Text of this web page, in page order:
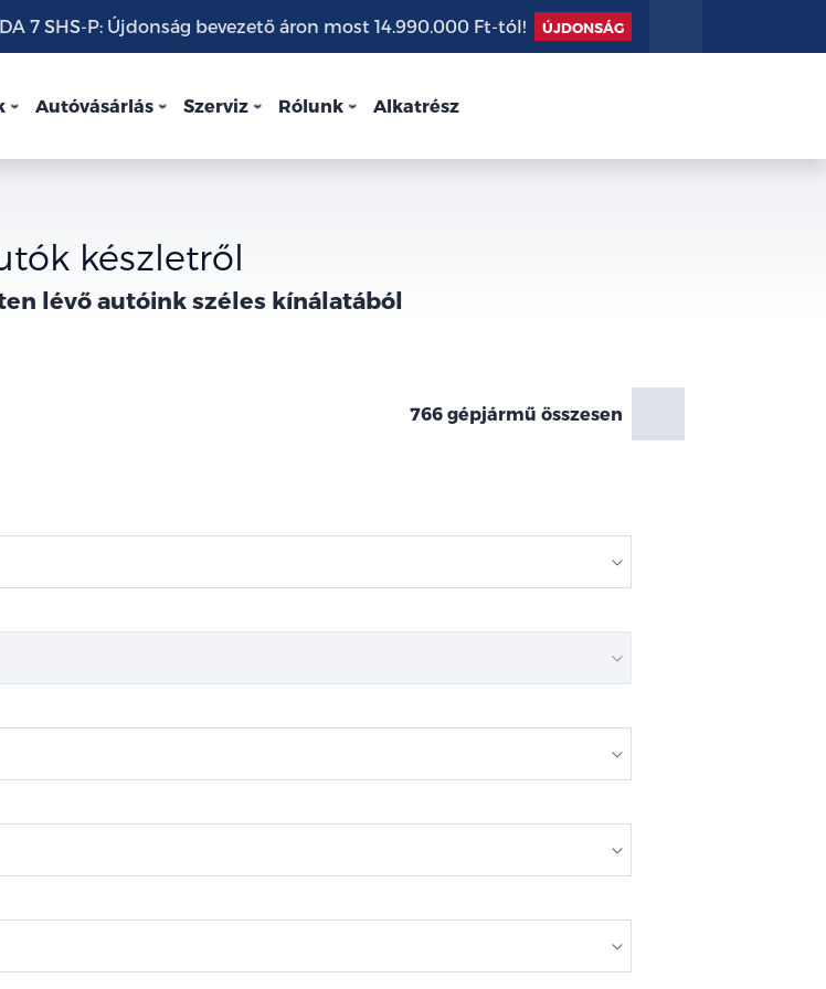
7 SHS-P: Újdonság bevezető áron most 14.990.000 Ft-tól! ÚJDONSÁG
Autóvásárlás Szerviz Rólunk Alkatrész
készletről
lévő autóink széles kínálatából
766 gépjármű összesen